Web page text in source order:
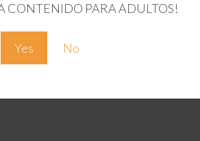
CONTENIDO PARA ADULTOS!
Yes No